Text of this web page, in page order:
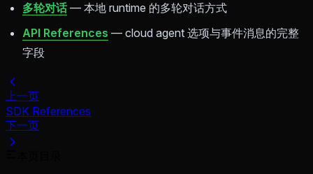
多轮对话— 本地 runtime 的多轮对话方式
API References — cloud agent 选项与事件消息的完整
字段
上一页
SDK References
下一页